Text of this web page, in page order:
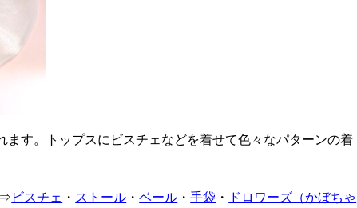
ます。トップスにビスチェなどを着せて色々なパターンの着
⇒ ビスチェ ・ ストール ・ベール ・手袋 ・
ドロワーズ（かぼちゃ